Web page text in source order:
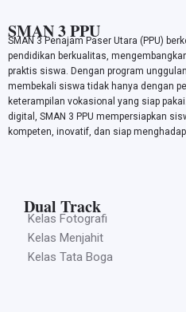
SMAN 3 PPU
SMAN 3 Penajam Paser Utara (PPU)
pendidikan berkualitas,
praktis siswa. Dengan program
membekali siswa tidak hanya dengan
keterampilan vokasional yang siap
digital, SMAN 3 PPU mempersiapkan
kompeten, inovatif, dan siap
Dual Track
Kelas Fotografi
Kelas Menjahit
Kelas Tata Boga